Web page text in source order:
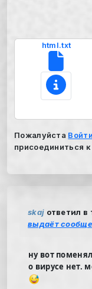
html.txt
Пожалуйста Войти
присоединиться
skaj ответил
выдаёт
ну вот
о вирусе нет.